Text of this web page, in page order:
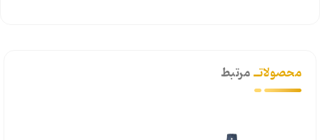
محصولاتــمرتبط